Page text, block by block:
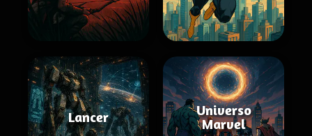
Lancer
Universo
Marvel